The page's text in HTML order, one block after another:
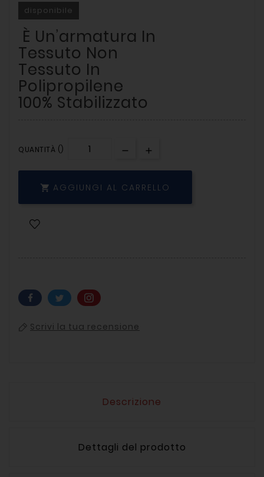
disponibile
È Un’armatura In
Tessuto Non
Tessuto In
Polipropilene
100% Stabilizzato
QUANTITÀ ()
 AGGIUNGI AL CARRELLO
Scrivi la tua recensione
Descrizione
Dettagli del prodotto